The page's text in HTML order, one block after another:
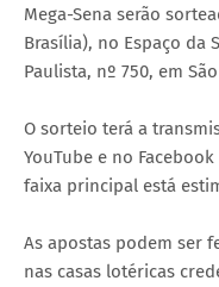
Mega-Sena serão
Brasília), no Espaço da
Paulista, nº 750, em
O sorteio terá a
YouTube e no
faixa principal está
As apostas podem ser
nas casas lotéricas